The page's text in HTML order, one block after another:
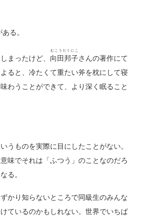
る。
まったけど、 向田邦子
むこうだくにこ
さんの著作にて
ると、冷たくて重たい斧を枕にして寝
わうことができて、より深く眠ること
うものを実際に目にしたことがない。
味でそれは「ふつう」のことなのだろ
る。
かり知らないところで同級生のみんな
ているのかもしれない。世界でいちば